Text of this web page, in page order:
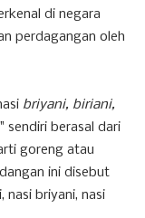
di negara
perdagangan oleh
briyani, biriani,
sendiri berasal dari
ini disebut
nasi briyani, nasi